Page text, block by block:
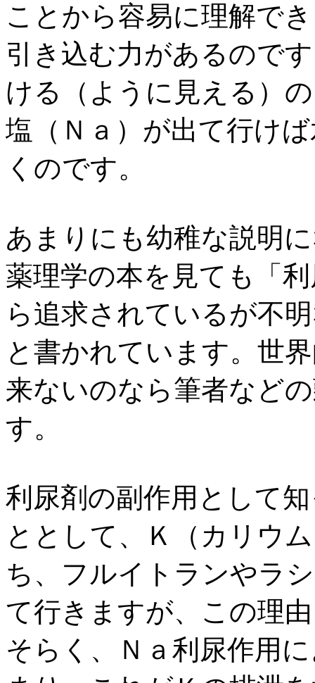
ことから容易に理解で
引き込む力があるので
ける（ように見える）
塩（Ｎａ）が出て行け
くのです。
あまりにも幼稚な説明
薬理学の本を見ても「
ら追求されているが不
と書かれています。世
来ないのなら筆者など
す。
利尿剤の副作用として
ととして、Ｋ（カリウ
ち、フルイトランやラ
て行きますが、この理
そらく、Ｎａ利尿作用